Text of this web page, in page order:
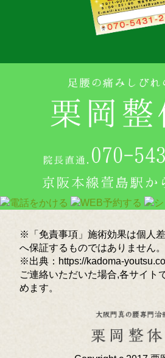
※「免責事項」施術効果は個人
へ保証するものではありません。
※出典：https://kadoma-
ご連絡いただいた場合,各サイト
めます。